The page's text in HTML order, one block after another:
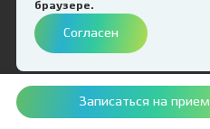
Записаться на прием
браузере.
Согласен
График работы клиник
Пн-Вс
08:00 — 21:00
Обед